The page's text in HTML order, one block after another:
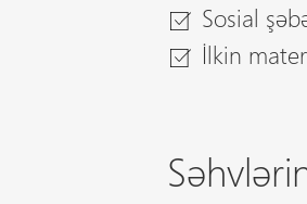
Sosial
İlkin